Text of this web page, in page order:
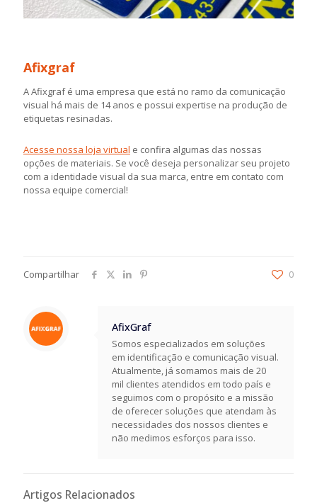
Afixgraf
A Afixgraf é uma empresa que está no ramo da comunicação
visual há mais de 14 anos e possui expertise na produção de
etiquetas resinadas.
Acesse nossa loja virtual e confira algumas das nossas
opções de materiais. Se você deseja personalizar seu projeto
com a identidade visual da sua marca, entre em contato com
nossa equipe comercial!
Compartilhar 0
AfixGraf
Somos especializados em soluções
em identificação e comunicação visual.
Atualmente, já somamos mais de 20
mil clientes atendidos em todo país e
seguimos com o propósito e a missão
de oferecer soluções que atendam às
necessidades dos nossos clientes e
não medimos esforços para isso.
Artigos Relacionados